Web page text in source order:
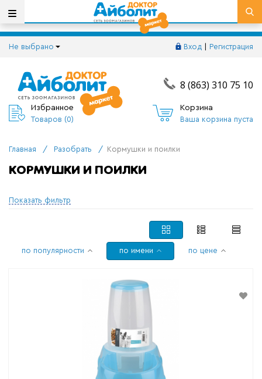
Не выбрано Вход Регистрация
8 (863) 310 75 10
Избранное
Товаров (0)
Корзина
Ваша корзина пуста
Главная / Разобрать / Кормушки и поилки
КОРМУШКИ И ПОИЛКИ
Показать фильтр
по популярности по имени по цене